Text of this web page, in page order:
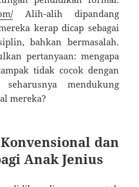
Alih-alih dipandang
kerap dicap sebagai
bahkan bermasalah.
pertanyaan: mengapa
tidak cocok dengan
mendukung
mereka?
dan
Anak Jenius